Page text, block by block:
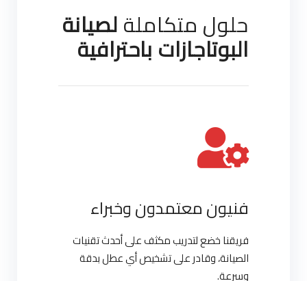
حلول متكاملةلصيانة
البوتاجازات باحترافية
فنيون معتمدون وخبراء
فريقنا خضع لتدريب مكثف على أحدث تقنيات
الصيانة، وقادر على تشخيص أي عطل بدقة
وسرعة.